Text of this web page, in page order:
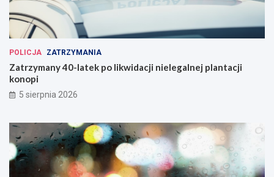
POLICJA ZATRZYMANIA
Zatrzymany 40-latek po likwidacji nielegalnej plantacji
konopi
5 sierpnia 2026